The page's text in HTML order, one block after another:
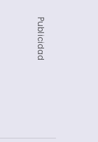
Publicidad